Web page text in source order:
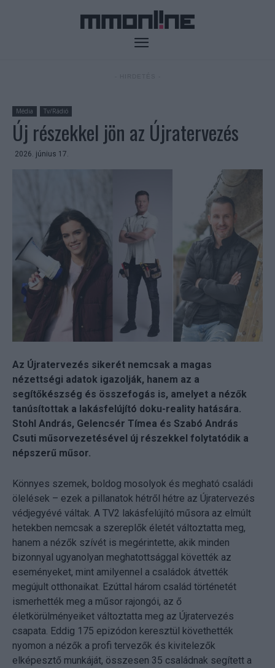
Média Tv/Rádió
Új részekkel jön az Újratervezés
2026. június 17.
Az Újratervezés sikerét nemcsak a magas
nézettségi adatok igazolják, hanem az a
segítőkészség és összefogás is, amelyet a nézők
tanúsítottak a lakásfelújító doku-reality hatására.
Stohl András, Gelencsér Tímea és Szabó András
Csuti műsorvezetésével új részekkel folytatódik a
népszerű műsor.
Könnyes szemek, boldog mosolyok és megható családi
ölelések – ezek a pillanatok hétről hétre az Újratervezés
védjegyévé váltak. A TV2 lakásfelújító műsora az elmúlt
hetekben nemcsak a szereplők életét változtatta meg,
hanem a nézők szívét is megérintette, akik minden
bizonnyal ugyanolyan meghatottsággal követték az
eseményeket, mint amilyennel a családok átvették
megújult otthonaikat. Ezúttal három család történetét
ismerhették meg a műsor rajongói, az ő
életkörülményeiket változtatta meg az Újratervezés
csapata. Eddig 175 epizódon keresztül követhették
nyomon a nézők a profi tervezők és kivitelezők
elképesztő munkáját, összesen 35 családnak segített a